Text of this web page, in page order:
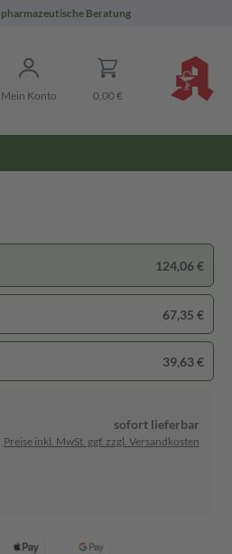
pharmazeutische Beratung
Mein Konto 0,00 €
124,06 €
67,35 €
39,63 €
sofort lieferbar
Preise inkl. MwSt. ggf. zzgl. Versandkosten